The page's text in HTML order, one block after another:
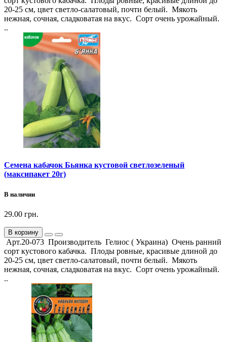
20-25 см, цвет светло-салатовый, почти белый. Мякоть
нежная, сочная, сладковатая на вкус. Сорт очень урожайный.
..
Семена кабачок Бьянка кустовой светлозеленый
(максипакет 20г)
В наличии
29.00 грн.
В корзину
Арт.20-073 Производитель Гелиос ( Украина) Очень ранний
сорт кустового кабачка. Плоды ровные, красивые длиной до
20-25 см, цвет светло-салатовый, почти белый. Мякоть
нежная, сочная, сладковатая на вкус. Сорт очень урожайный.
..